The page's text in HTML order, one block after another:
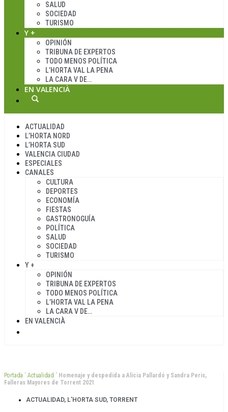
SALUD
SOCIEDAD
TURISMO
Y +
OPINIÓN
TRIBUNA DE EXPERTOS
TODO MENOS POLÍTICA
L’HORTA VAL LA PENA
LA CARA V DE…
EN VALENCIÀ
ACTUALIDAD
L’HORTA NORD
L’HORTA SUD
VALENCIA CIUDAD
ESPECIALES
CANALES
CULTURA
DEPORTES
ECONOMÍA
FIESTAS
GASTRONOGUÍA
POLÍTICA
SALUD
SOCIEDAD
TURISMO
Y +
OPINIÓN
TRIBUNA DE EXPERTOS
TODO MENOS POLÍTICA
L’HORTA VAL LA PENA
LA CARA V DE…
EN VALENCIÀ
Portada ” Actualidad ” Homenaje y despedida a Alicia Pallardó y Sandra Peris,
Falleras Mayores de Torrent 2021
ACTUALIDAD, L'HORTA SUD, TORRENT